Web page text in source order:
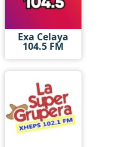
Exa Celaya
104.5 FM